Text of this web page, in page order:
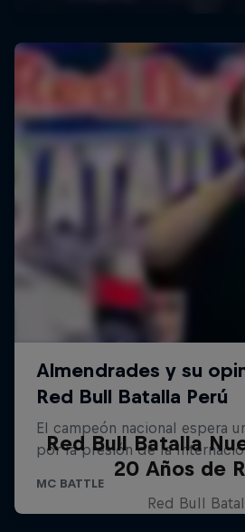
Red Bull Batalla
20 Años de
Red Bull